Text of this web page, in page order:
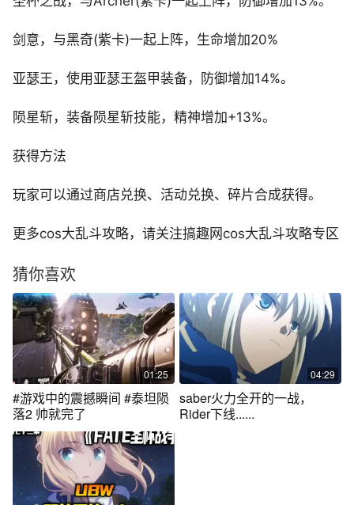
剑意，与黑奇(紫卡)一起上阵，生命增加20%
亚瑟王，使用亚瑟王盔甲装备，防御增加14%。
陨星斩，装备陨星斩技能，精神增加+13%。
获得方法
玩家可以通过商店兑换、活动兑换、碎片合成获得。
更多cos大乱斗攻略，请关注搞趣网cos大乱斗攻略专区
猜你喜欢
01:25
#游戏中的震撼瞬间 #泰坦陨
落2 帅就完了
04:29
saber火力全开的一战，
Rider下线......